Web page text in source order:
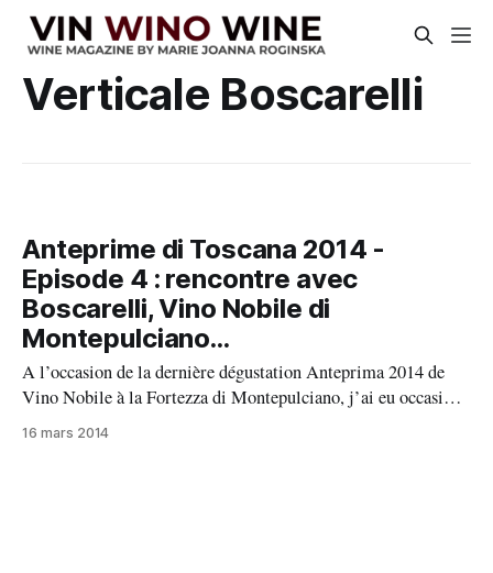
Verticale Boscarelli
Anteprime di Toscana 2014 -
Episode 4 : rencontre avec
Boscarelli, Vino Nobile di
Montepulciano...
A l’occasion de la dernière dégustation Anteprima 2014 de
Vino Nobile à la Fortezza di Montepulciano, j’ai eu occasion
de rencontrer Paola de Ferrari Corradi propriétaire du
16 mars 2014